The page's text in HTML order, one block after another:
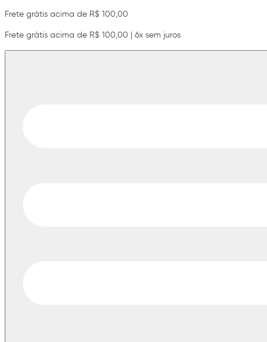
Frete grátis acima de R$ 100,00
Frete grátis acima de R$ 100,00 | 6x sem juros